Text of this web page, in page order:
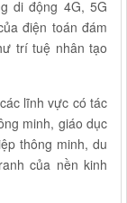
di động 4G, 5G
điện toán đám
trí tuệ nhân tạo
lĩnh vực có tác
minh, giáo dục
thông minh, du
của nền kinh